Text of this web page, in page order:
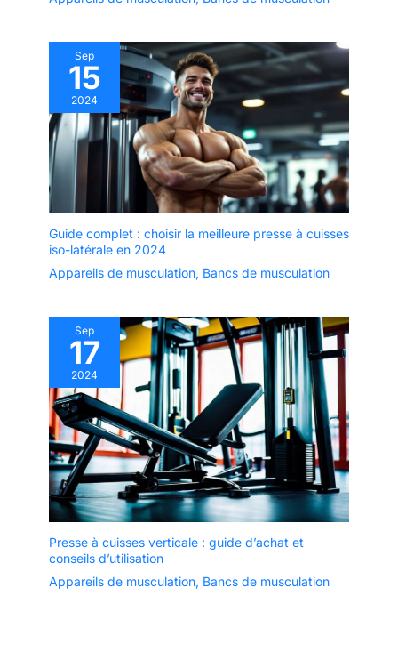
Sep
15
2024
Guide complet : choisir la meilleure presse à cuisses
iso-latérale en 2024
Appareils de musculation, Bancs de musculation
Sep
17
2024
Presse à cuisses verticale : guide d’achat et
conseils d’utilisation
Appareils de musculation, Bancs de musculation